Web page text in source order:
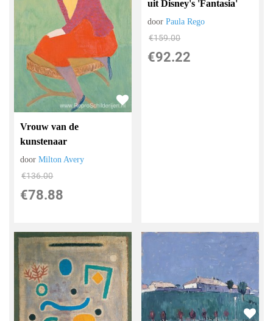
Vrouw van de
kunstenaar
doorMilton Avery
€136.00
€78.88
uit Disney's 'Fantasia'
doorPaula Rego
€159.00
€92.22